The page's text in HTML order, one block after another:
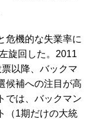
危機的な失業率に
旋回した。2011
以降、バックマ
候補への注目が高
では、バックマン
（1期だけの大統